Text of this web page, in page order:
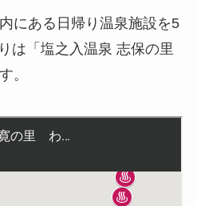
にある日帰り温泉施設を5
は「塩之入温泉 志保の里
。